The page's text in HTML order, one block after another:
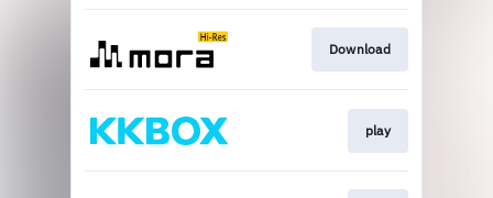
Download
play